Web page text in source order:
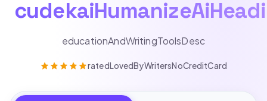
educationAndWritingToolsDesc
ratedLovedByWritersNoCreditCard